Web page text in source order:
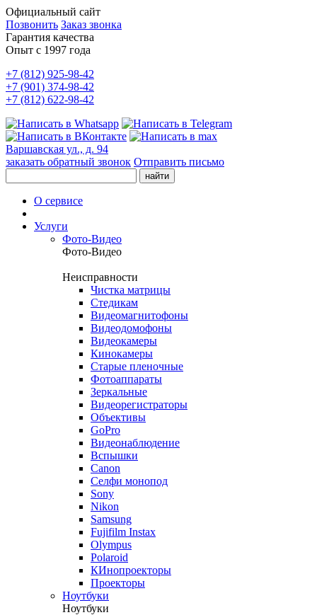
Официальный сайт
Позвонить Заказ звонка
Гарантия качества
Опыт с 1997 года
+7 (812) 925-98-42
+7 (901) 374-98-42
+7 (812) 622-98-42
Варшавская ул., д. 94
заказать обратный звонок Отправить письмо
О сервисе
Услуги
Фото-Видео
Фото-Видео
Неисправности
Чистка матрицы
Стедикам
Видеомагнитофоны
Видеодомофоны
Видеокамеры
Кинокамеры
Старые пленочные
Фотоаппараты
Зеркальные
Видеорегистраторы
Объективы
GoPro
Видеонаблюдение
Вспышки
Canon
Селфи монопод
Sony
Nikon
Samsung
Fujifilm Instax
Olympus
Polaroid
КИнопроекторы
Проекторы
Ноутбуки
Ноутбуки